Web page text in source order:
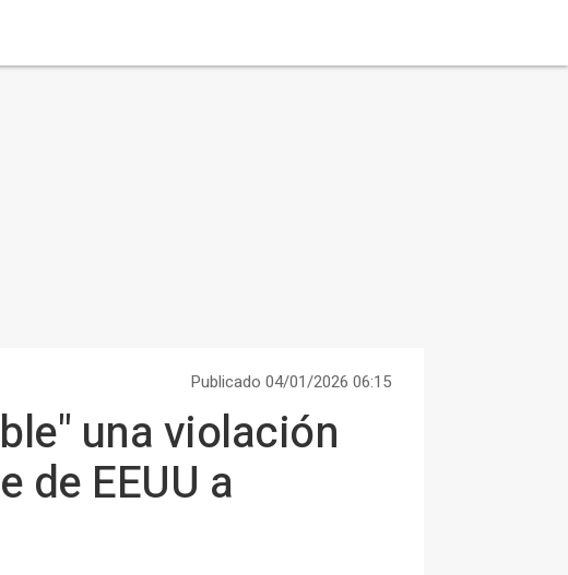
Publicado 04/01/2026 06:15
una violación
de EEUU a